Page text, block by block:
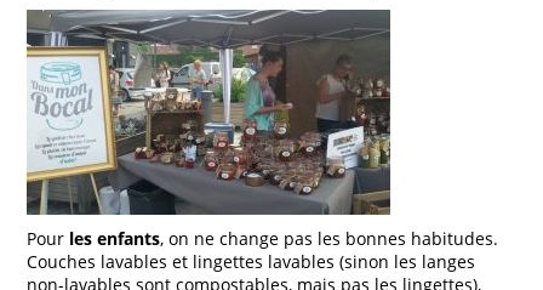
Pour les enfants, on ne change pas les bonnes habitudes.
Couches lavables et lingettes lavables (sinon les langes
non-lavables sont compostables, mais pas les lingettes),